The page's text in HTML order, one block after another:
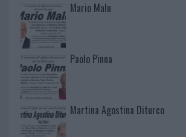
Mario Malu
Paolo Pinna
Martina Agostina Diturco